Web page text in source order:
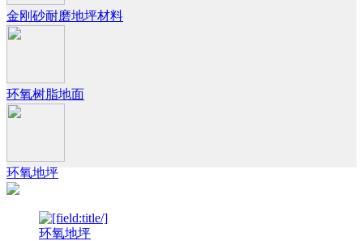
金刚砂耐磨地坪材料
环氧树脂地面
环氧地坪
环氧地坪